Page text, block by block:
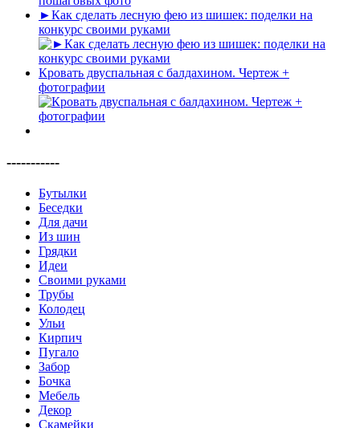
►Как сделать лесную фею из шишек: поделки на
конкурс своими руками
Кровать двуспальная с балдахином. Чертеж +
фотографии
-----------
Бутылки
Беседки
Для дачи
Из шин
Грядки
Идеи
Своими руками
Трубы
Колодец
Ульи
Кирпич
Пугало
Забор
Бочка
Мебель
Декор
Скамейки